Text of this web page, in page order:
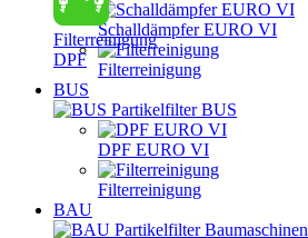
Filterreinigung
DPF
Schalldämpfer EURO VI
Filterreinigung
BUS
Partikelfilter BUS
DPF EURO VI
Filterreinigung
BAU
Partikelfilter Baumaschinen